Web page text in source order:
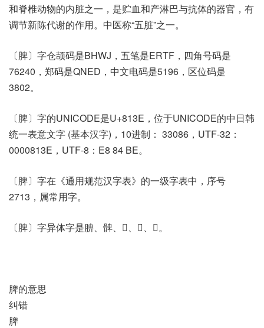
和脊椎动物的内脏之一，是贮血和产淋巴与抗体的器官，有
调节新陈代谢的作用。中医称“五脏”之一。
〔脾〕字仓颉码是BHWJ，五笔是ERTF，四角号码是
76240，郑码是QNED，中文电码是5196，区位码是
3802。
〔脾〕字的UNICODE是U+813E，位于UNICODE的中日韩
统一表意文字 (基本汉字)，10进制： 33086，UTF-32：
0000813E，UTF-8：E8 84 BE。
〔脾〕字在《通用规范汉字表》的一级字表中，序号
2713，属常用字。
〔脾〕字异体字是腗、髀、𠧃、𦜉、𦜠。
脾的意思
纠错
脾